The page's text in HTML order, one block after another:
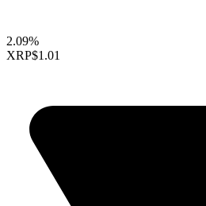
2.09%
XRP$1.01